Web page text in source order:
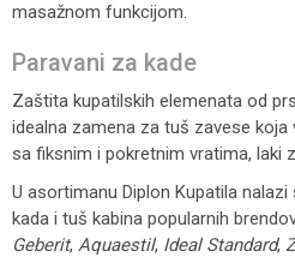
masažnom funkcijom.
Paravani za kade
Zaštita kupatilskih elemenata od
idealna zamena za tuš zavese
sa fiksnim i pokretnim vratima, laki
U asortimanu Diplon Kupatila
kada i tuš kabina popularnih
Geberit, Aquaestil, Ideal Standard,